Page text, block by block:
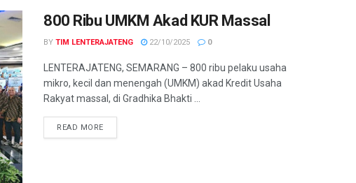
800 Ribu UMKM Akad KUR Massal
BY TIM LENTERAJATENG 22/10/2025 0
LENTERAJATENG, SEMARANG – 800 ribu pelaku usaha
mikro, kecil dan menengah (UMKM) akad Kredit Usaha
Rakyat massal, di Gradhika Bhakti ...
READ MOREDETAILS